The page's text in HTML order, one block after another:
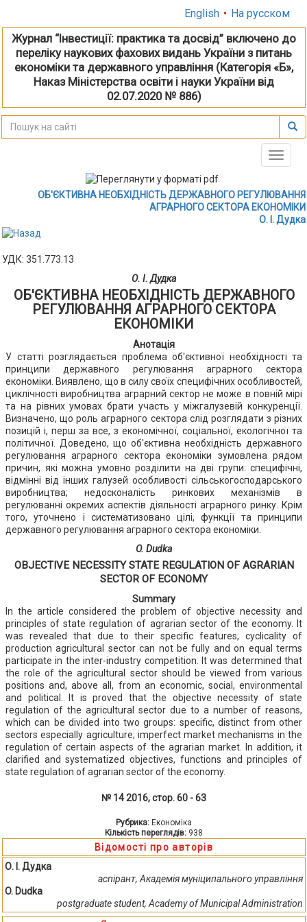
English • На русском
Журнал “Інвестиції: практика та досвід” включено до
переліку наукових фахових видань України з питань
економіки та державного управління (Категорія «Б»,
Наказ Міністерства освіти і науки України від
02.07.2020 № 886)
Toggle
ОБ'ЄКТИВНА НЕОБХІДНІСТЬ ДЕРЖАВНОГО РЕГУЛЮВАННЯ
АГРАРНОГО СЕКТОРА ЕКОНОМІКИ
О. І. Дудка
УДК: 351.773.13
О. І. Дудка
ОБ'ЄКТИВНА НЕОБХІДНІСТЬ ДЕРЖАВНОГО
РЕГУЛЮВАННЯ АГРАРНОГО СЕКТОРА
ЕКОНОМІКИ
Анотація
У статті розглядається проблема об'єктивної необхідності та
принципи державного регулювання аграрного сектора
економіки. Виявлено, що в силу своїх специфічних особливостей,
циклічності виробництва аграрний сектор не може в повній мірі
та на рівних умовах брати участь у міжгалузевій конкуренції.
Визначено, що роль аграрного сектора слід розглядати з різних
позицій і, перш за все, з економічної, соціальної, екологічної та
політичної. Доведено, що об'єктивна необхідність державного
регулювання аграрного сектора економіки зумовлена рядом
причин, які можна умовно розділити на дві групи: специфічні,
відмінні від інших галузей особливості сільськогосподарського
виробництва; недосконалість ринкових механізмів в
регулюванні окремих аспектів діяльності аграрного ринку. Крім
того, уточнено і систематизовано цілі, функції та принципи
державного регулювання аграрного сектора економіки.
O. Dudka
OBJECTIVE NECESSITY STATE REGULATION OF AGRARIAN
SECTOR OF ECONOMY
Summary
In the article considered the problem of objective necessity and
principles of state regulation of agrarian sector of the economy. It
was revealed that due to their specific features, cyclicality of
production agricultural sector can not be fully and on equal terms
participate in the inter-industry competition. It was determined that
the role of the agricultural sector should be viewed from various
positions and, above all, from an economic, social, environmental
and political. It is proved that the objective necessity of state
regulation of the agricultural sector due to a number of reasons,
which can be divided into two groups: specific, distinct from other
sectors especially agriculture; imperfect market mechanisms in the
regulation of certain aspects of the agrarian market. In addition, it
clarified and systematized objectives, functions and principles of
state regulation of agrarian sector of the economy.
№ 14 2016, стор. 60 - 63
Рубрика: Економіка
Кількість переглядів: 938
Відомості про авторів
О. І. Дудка
аспірант, Академія муніципального управління
O. Dudka
postgraduate student, Academy of Municipal Administration